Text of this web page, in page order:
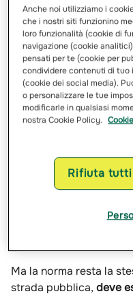
legale, ma anche
assicurazione
gestire, soprattutto in
coinvolti.
L’impatto
oggi
auto elettriche, veicoli
breve termine e
complessa la gestione
dimenticare una
Ma la norma resta la
strada pubblica, deve
Anche noi utilizziamo i
che i nostri siti funzionino
loro funzionalità (cookie di
navigazione (cookie
pensati per te (cookie per
condividere contenuti di tuo
(cookie dei social media).
o personalizzare le tue
modificarle in qualsiasi
nostra Cookie Policy.
Rifiuta tutti